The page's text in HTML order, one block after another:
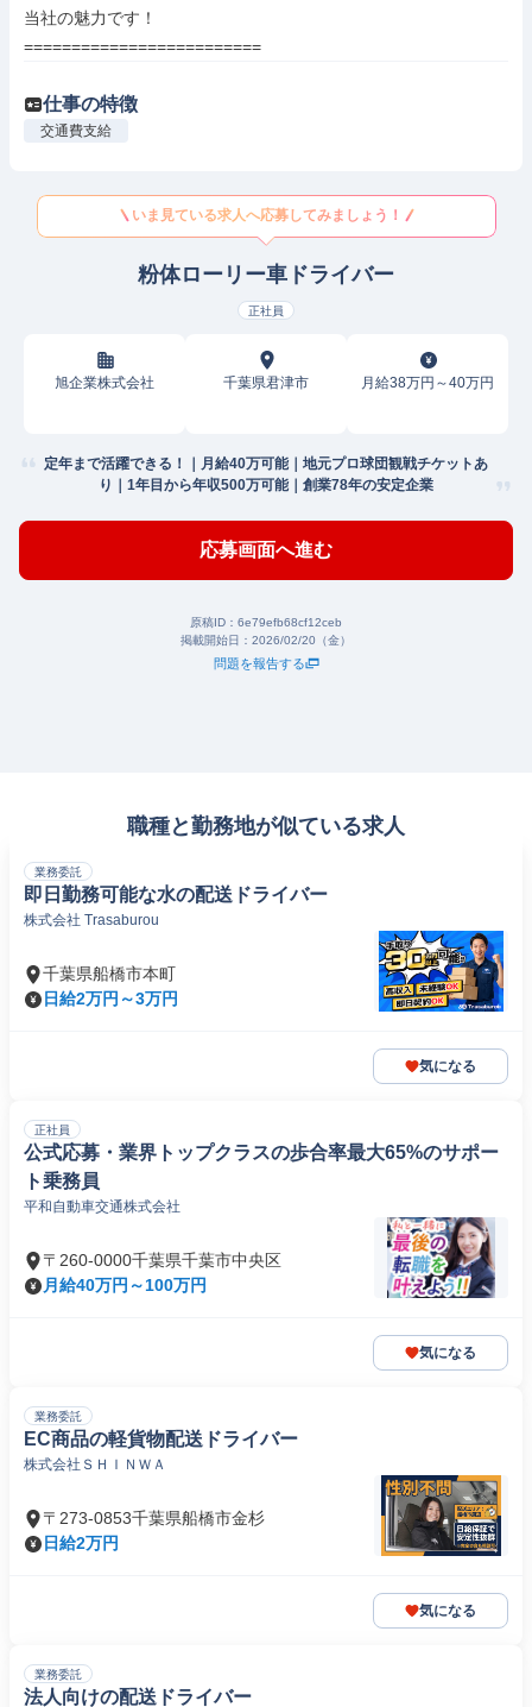
当社の魅力です！
=========================
仕事の特徴
交通費支給
いま見ている求人へ応募してみましょう！
粉体ローリー車ドライバー
正社員
旭企業株式会社 千葉県君津市 月給38万円～40万円
定年まで活躍できる！｜月給40万可能｜地元プロ球団観戦チケットあ
り｜1年目から年収500万可能｜創業78年の安定企業
応募画面へ進む
原稿ID： 6e79efb68cf12ceb
掲載開始日： 2026/02/20（金）
問題を報告する
職種と勤務地が似ている求人
業務委託
即日勤務可能な水の配送ドライバー
株式会社 Trasaburou
千葉県船橋市本町
日給2万円～3万円
気になる
正社員
公式応募・業界トップクラスの歩合率最大65%のサポー
ト乗務員
平和自動車交通株式会社
〒260-0000千葉県千葉市中央区
月給40万円～100万円
気になる
業務委託
EC商品の軽貨物配送ドライバー
株式会社ＳＨＩＮＷＡ
〒273-0853千葉県船橋市金杉
日給2万円
気になる
業務委託
法人向けの配送ドライバー